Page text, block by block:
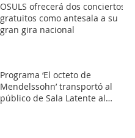
OSULS ofrecerá dos conciertos
gratuitos como antesala a su
gran gira nacional
Programa ‘El octeto de
Mendelssohn’ transportó al
público de Sala Latente al